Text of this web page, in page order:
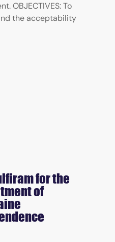
OBJECTIVES: To
the acceptability
for the
of